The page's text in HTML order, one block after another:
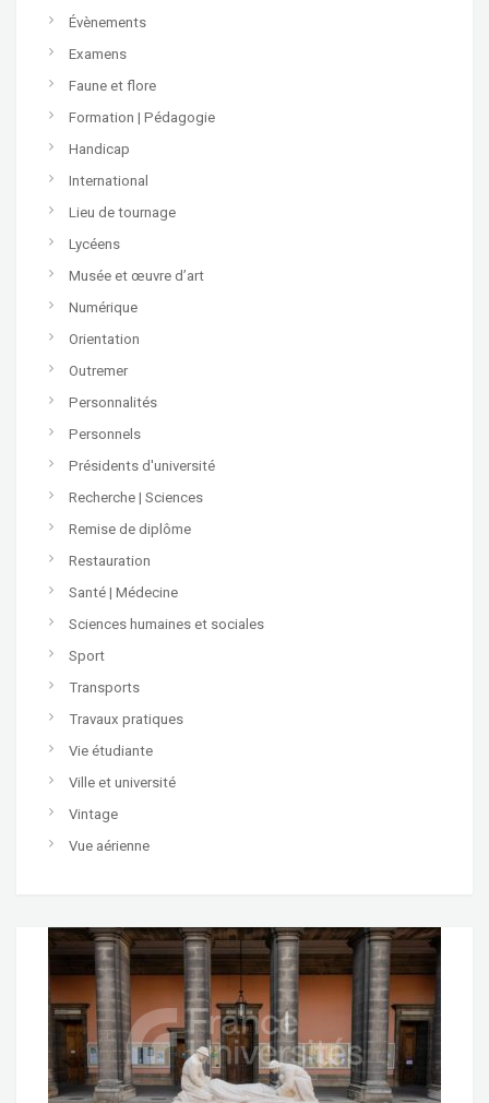
Évènements
Examens
Faune et flore
Formation | Pédagogie
Handicap
International
Lieu de tournage
Lycéens
Musée et œuvre d’art
Numérique
Orientation
Outremer
Personnalités
Personnels
Présidents d'université
Recherche | Sciences
Remise de diplôme
Restauration
Santé | Médecine
Sciences humaines et sociales
Sport
Transports
Travaux pratiques
Vie étudiante
Ville et université
Vintage
Vue aérienne